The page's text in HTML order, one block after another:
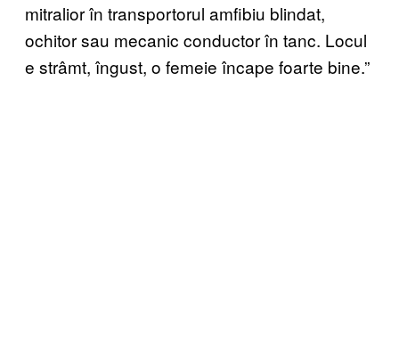
mitralior în transportorul amfibiu blindat,
ochitor sau mecanic conductor în tanc. Locul
e strâmt, îngust, o femeie încape foarte bine.”